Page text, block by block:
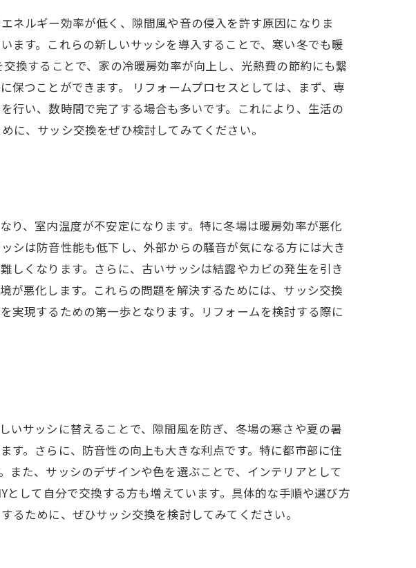
ネルギー効率が低く、隙間風や音の侵入を許す原因になりま
ます。これらの新しいサッシを導入することで、寒い冬でも暖
換することで、家の冷暖房効率が向上し、光熱費の節約にも繋
保つことができます。 リフォームプロセスとしては、まず、専
行い、数時間で完了する場合も多いです。これにより、生活の
に、サッシ交換をぜひ検討してみてください。
り、室内温度が不安定になります。特に冬場は暖房効率が悪化
シは防音性能も低下し、外部からの騒音が気になる方には大き
しくなります。さらに、古いサッシは結露やカビの発生を引き
が悪化します。これらの問題を解決するためには、サッシ交換
実現するための第一歩となります。リフォームを検討する際に
いサッシに替えることで、隙間風を防ぎ、冬場の寒さや夏の暑
す。さらに、防音性の向上も大きな利点です。特に都市部に住
また、サッシのデザインや色を選ぶことで、インテリアとして
して自分で交換する方も増えています。具体的な手順や選び方
ために、ぜひサッシ交換を検討してみてください。